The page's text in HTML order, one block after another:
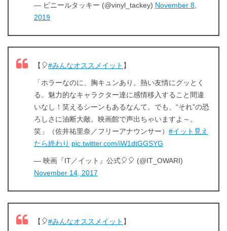
— ビニールタッキー (@vinyl_tackey) November 8,
2019
【🎈#みんなオススメイット 】
「ホラーなのに、胸キュンあり。熱い友情にグッとく
る。魅力的なキャラクター達に感情移入すること間違
いなし！笑えるシーンもあるなんて。でも、“それ”の恐
ろしさに油断大敵。映画館で声出ちゃいますよ～。
笑」（佐井祐里奈／フリーアナウンサー） #イット見え
たら終わり pic.twitter.com/iW1dtGGSYG
— 映画『IT／イット』公式🎈🎈 (@IT_OWARI)
November 14, 2017
【🎈#みんなオススメイット 】